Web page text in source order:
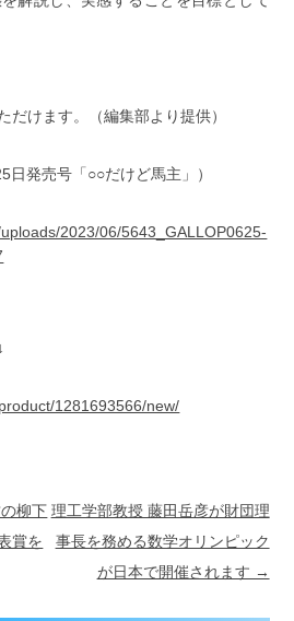
だけます。（編集部より提供）
発売号「○○だけど馬主」）
2023/06/5643_GALLOP0625-
1281693566/new/
柳下
賞を
理工学部教授 藤田岳彦が財団理
事長を務める数学オリンピック
が日本で開催されます →